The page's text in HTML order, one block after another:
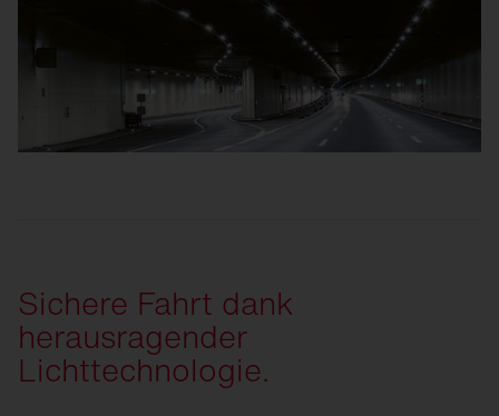
Sichere Fahrt dank
herausragender
Lichttechnologie.